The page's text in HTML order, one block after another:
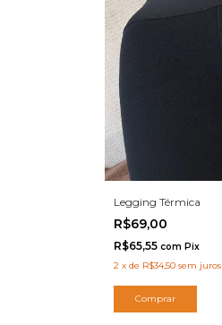
Legging Térmica
R$69,00
R$65,55 com Pix
2 x de R$34,50 sem juros
Comprar